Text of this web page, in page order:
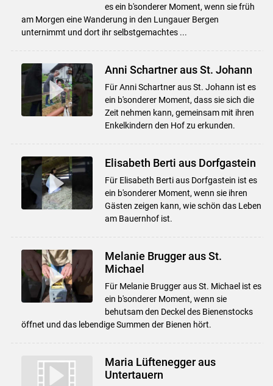
es ein b'sonderer Moment, wenn sie früh
am Morgen eine Wanderung in den Lungauer Bergen
unternimmt und dort ihr selbstgemachtes ...
Anni Schartner aus St. Johann
Für Anni Schartner aus St. Johann ist es
ein b'sonderer Moment, dass sie sich die
Zeit nehmen kann, gemeinsam mit ihren
Enkelkindern den Hof zu erkunden.
Elisabeth Berti aus Dorfgastein
Für Elisabeth Berti aus Dorfgastein ist es
ein b'sonderer Moment, wenn sie ihren
Gästen zeigen kann, wie schön das Leben
am Bauernhof ist.
Melanie Brugger aus St.
Michael
Für Melanie Brugger aus St. Michael ist es
ein b'sonderer Moment, wenn sie
behutsam den Deckel des Bienenstocks
öffnet und das lebendige Summen der Bienen hört.
Maria Lüftenegger aus
Untertauern